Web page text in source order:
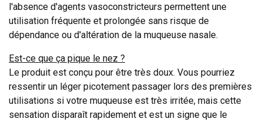
l'absence d'agents vasoconstricteurs permettent une
utilisation fréquente et prolongée sans risque de
dépendance ou d'altération de la muqueuse nasale.
Est-ce que ça pique le nez ?
Le produit est conçu pour être très doux. Vous pourriez
ressentir un léger picotement passager lors des premières
utilisations si votre muqueuse est très irritée, mais cette
sensation disparaît rapidement et est un signe que le